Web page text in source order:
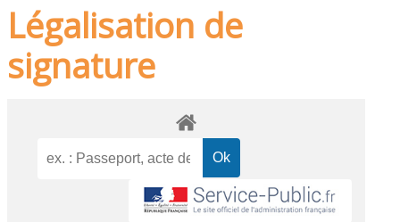
Légalisation de
signature